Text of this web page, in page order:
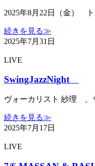
2025年8月22日（金）
続きを見る≫
2025年7月31日
LIVE
SwingJazzNight
ヴォーカリスト 紗理 、
続きを見る≫
2025年7月17日
LIVE